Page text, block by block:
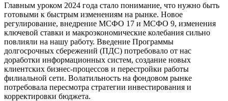
Главным уроком 2024 года стало понимание, что нужно быть
готовыми к быстрым изменениям на рынке. Новое
регулирование, внедрение МСФО 17 и МСФО 9, изменения
ключевой ставки и макроэкономические колебания сильно
повлияли на нашу работу. Введение Программы
долгосрочных сбережений (ПДС) потребовало от нас
доработки информационных систем, создание новых
клиентских бизнес-процессов и перестройки работы
филиальной сети. Волатильность на фондовом рынке
потребовала пересмотра стратегии инвестирования и
корректировки бюджета.